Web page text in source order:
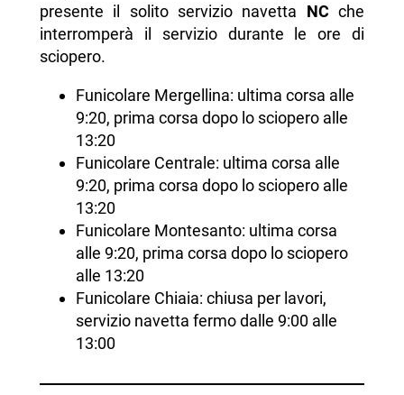
presente il solito servizio navetta NC che
interromperà il servizio durante le ore di
sciopero.
Funicolare Mergellina: ultima corsa alle
9:20, prima corsa dopo lo sciopero alle
13:20
Funicolare Centrale: ultima corsa alle
9:20, prima corsa dopo lo sciopero alle
13:20
Funicolare Montesanto: ultima corsa
alle 9:20, prima corsa dopo lo sciopero
alle 13:20
Funicolare Chiaia: chiusa per lavori,
servizio navetta fermo dalle 9:00 alle
13:00